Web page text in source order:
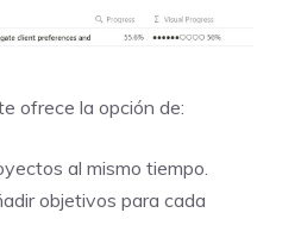
ofrece la opción de:
al mismo tiempo.
objetivos para cada